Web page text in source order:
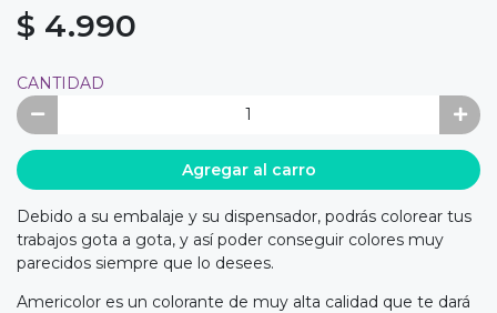
$ 4.990
CANTIDAD
Agregar al carro
Debido a su embalaje y su dispensador, podrás colorear tus
trabajos gota a gota, y así poder conseguir colores muy
parecidos siempre que lo desees.
Americolor es un colorante de muy alta calidad que te dará